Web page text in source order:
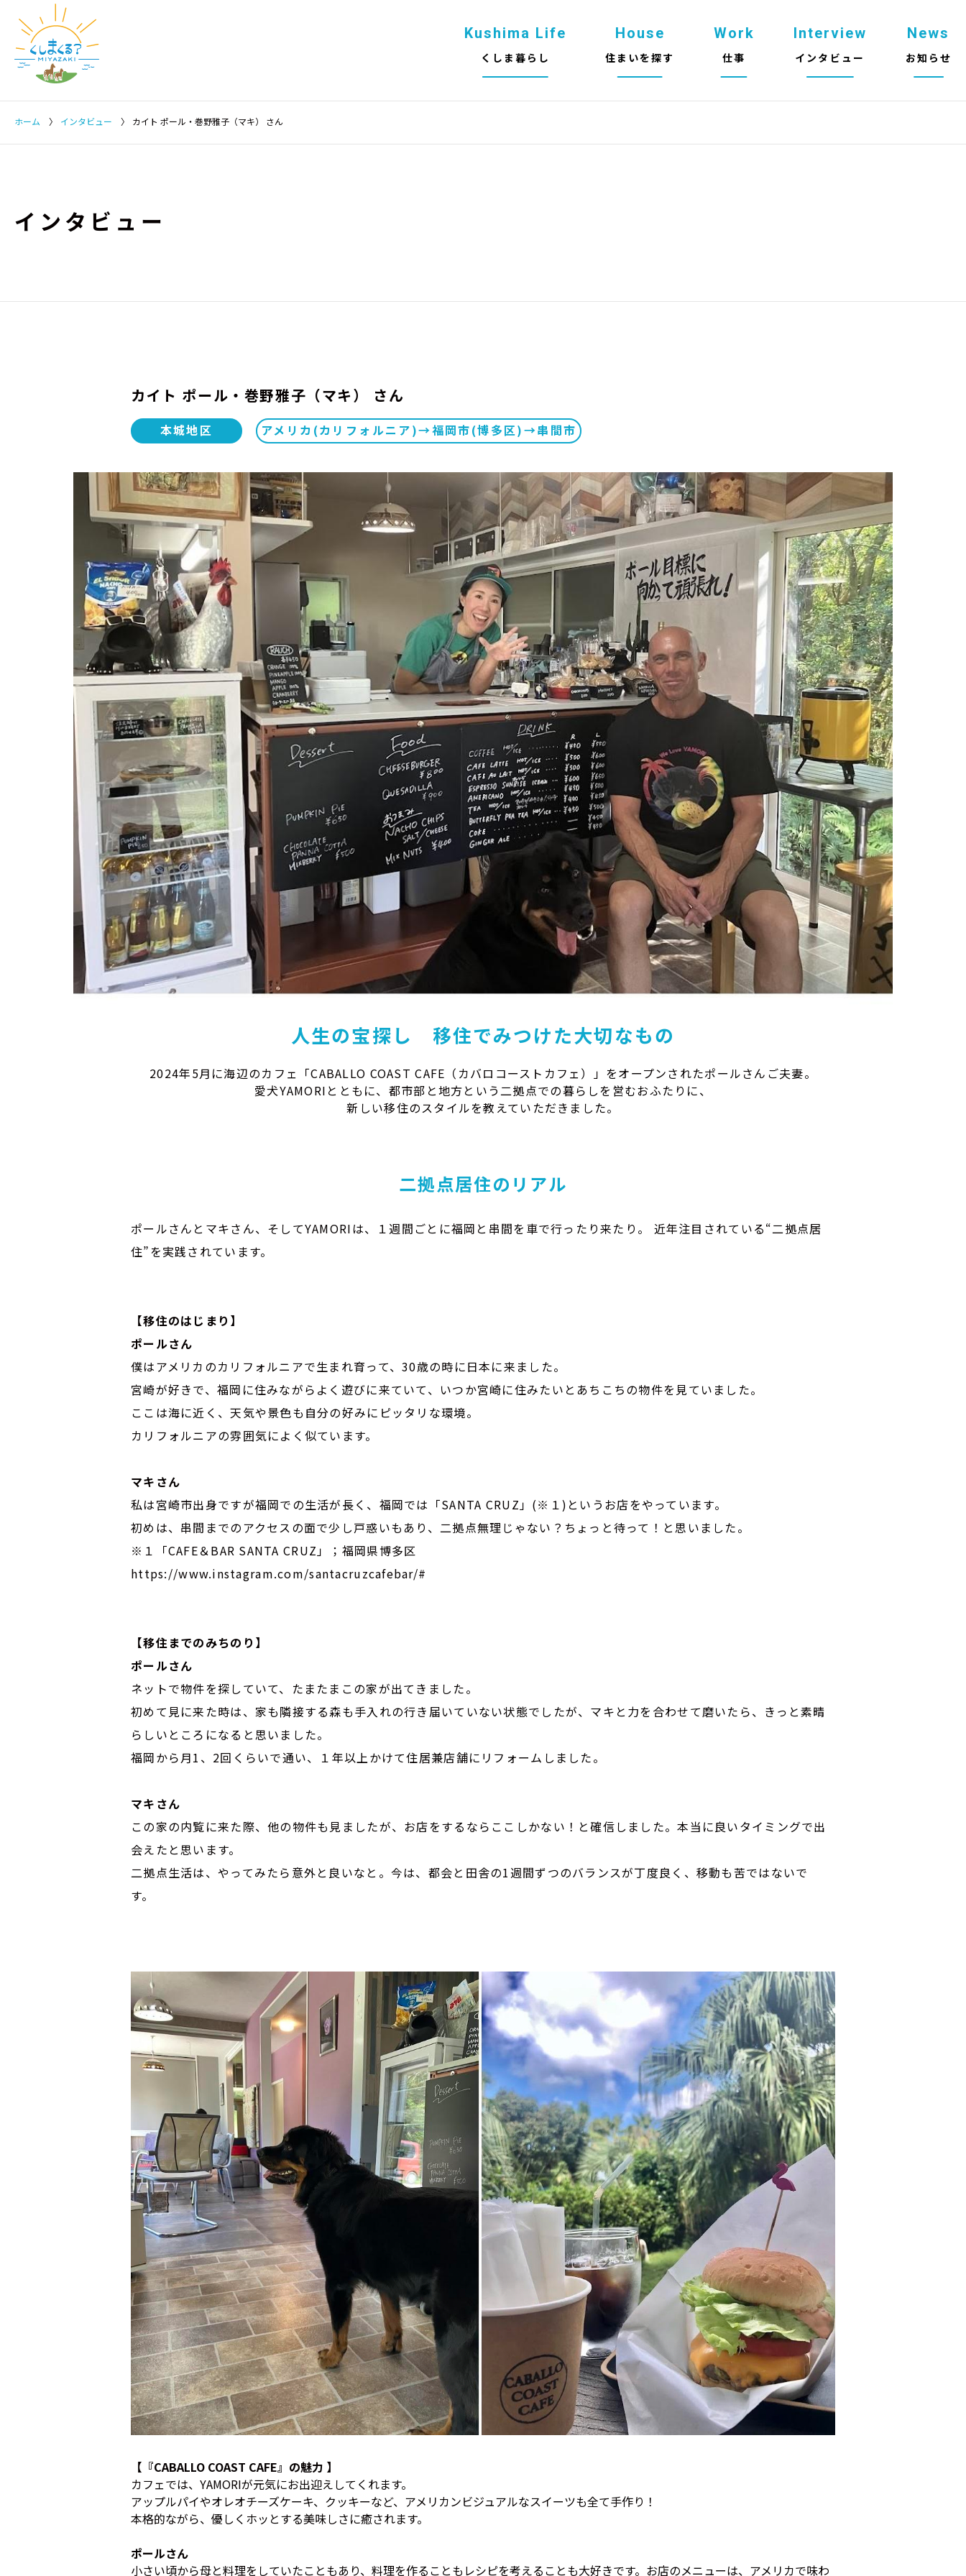
Kushima Life
くしま暮らし
House
住まいを探す
Work
仕事
Interview
インタビュー
News
お知らせ
ホーム 〉 インタビュー 〉 カイト ポール・巻野雅子（マキ） さん
インタビュー
カイト ポール・巻野雅子（マキ） さん
本城地区 アメリカ(カリフォルニア)→福岡市(博多区)→串間市
人生の宝探し 移住でみつけた大切なもの
2024年5月に海辺のカフェ「CABALLO COAST CAFE（カバロコーストカフェ）」をオープンされたポールさんご夫妻。
愛犬YAMORIとともに、都市部と地方という二拠点での暮らしを営むおふたりに、
新しい移住のスタイルを教えていただきました。
二拠点居住のリアル
ポールさんとマキさん、そしてYAMORIは、１週間ごとに福岡と串間を車で行ったり来たり。 近年注目されている“二拠点居
住”を実践されています。
【移住のはじまり】
ポールさん
僕はアメリカのカリフォルニアで生まれ育って、30歳の時に日本に来ました。
宮崎が好きで、福岡に住みながらよく遊びに来ていて、いつか宮崎に住みたいとあちこちの物件を見ていました。
ここは海に近く、天気や景色も自分の好みにピッタリな環境。
カリフォルニアの雰囲気によく似ています。
マキさん
私は宮崎市出身ですが福岡での生活が長く、福岡では「SANTA CRUZ」(※１)というお店をやっています。
初めは、串間までのアクセスの面で少し戸惑いもあり、二拠点無理じゃない？ちょっと待って！と思いました。
※１「CAFE＆BAR SANTA CRUZ」；福岡県博多区
https://www.instagram.com/santacruzcafebar/#
【移住までのみちのり】
ポールさん
ネットで物件を探していて、たまたまこの家が出てきました。
初めて見に来た時は、家も隣接する森も手入れの行き届いていない状態でしたが、マキと力を合わせて磨いたら、きっと素晴
らしいところになると思いました。
福岡から月1、2回くらいで通い、１年以上かけて住居兼店舗にリフォームしました。
マキさん
この家の内覧に来た際、他の物件も見ましたが、お店をするならここしかない！と確信しました。本当に良いタイミングで出
会えたと思います。
二拠点生活は、やってみたら意外と良いなと。今は、都会と田舎の1週間ずつのバランスが丁度良く、移動も苦ではないで
す。
【『CABALLO COAST CAFE』の魅力 】
カフェでは、YAMORIが元気にお出迎えしてくれます。
アップルパイやオレオチーズケーキ、クッキーなど、アメリカンビジュアルなスイーツも全て手作り！
本格的ながら、優しくホッとする美味しさに癒されます。
ポールさん
小さい頃から母と料理をしていたこともあり、料理を作ることもレシピを考えることも大好きです。お店のメニューは、アメリカで味わ